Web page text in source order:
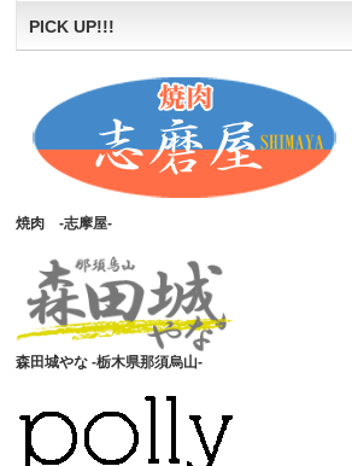
PICK UP!!!
焼肉 -志摩屋-
森田城やな -栃木県那須烏山-